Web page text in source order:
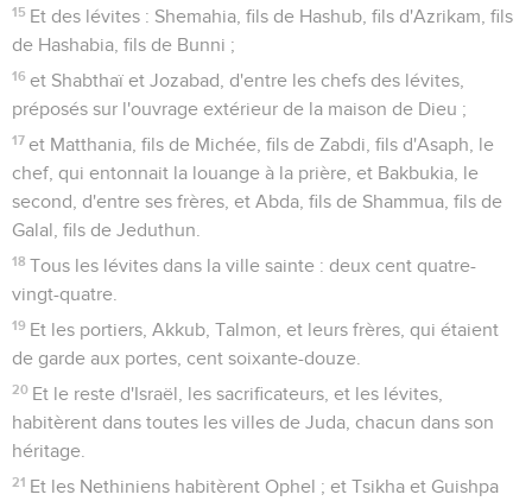
15 Et des lévites : Shemahia, fils de Hashub, fils d'Azrikam, fils
de Hashabia, fils de Bunni ;
16 et Shabthaï et Jozabad, d'entre les chefs des lévites,
préposés sur l'ouvrage extérieur de la maison de Dieu ;
17 et Matthania, fils de Michée, fils de Zabdi, fils d'Asaph, le
chef, qui entonnait la louange à la prière, et Bakbukia, le
second, d'entre ses frères, et Abda, fils de Shammua, fils de
Galal, fils de Jeduthun.
18 Tous les lévites dans la ville sainte : deux cent quatre-
vingt-quatre.
19 Et les portiers, Akkub, Talmon, et leurs frères, qui étaient
de garde aux portes, cent soixante-douze.
20 Et le reste d'Israël, les sacrificateurs, et les lévites,
habitèrent dans toutes les villes de Juda, chacun dans son
héritage.
21 Et les Nethiniens habitèrent Ophel ; et Tsikha et Guishpa